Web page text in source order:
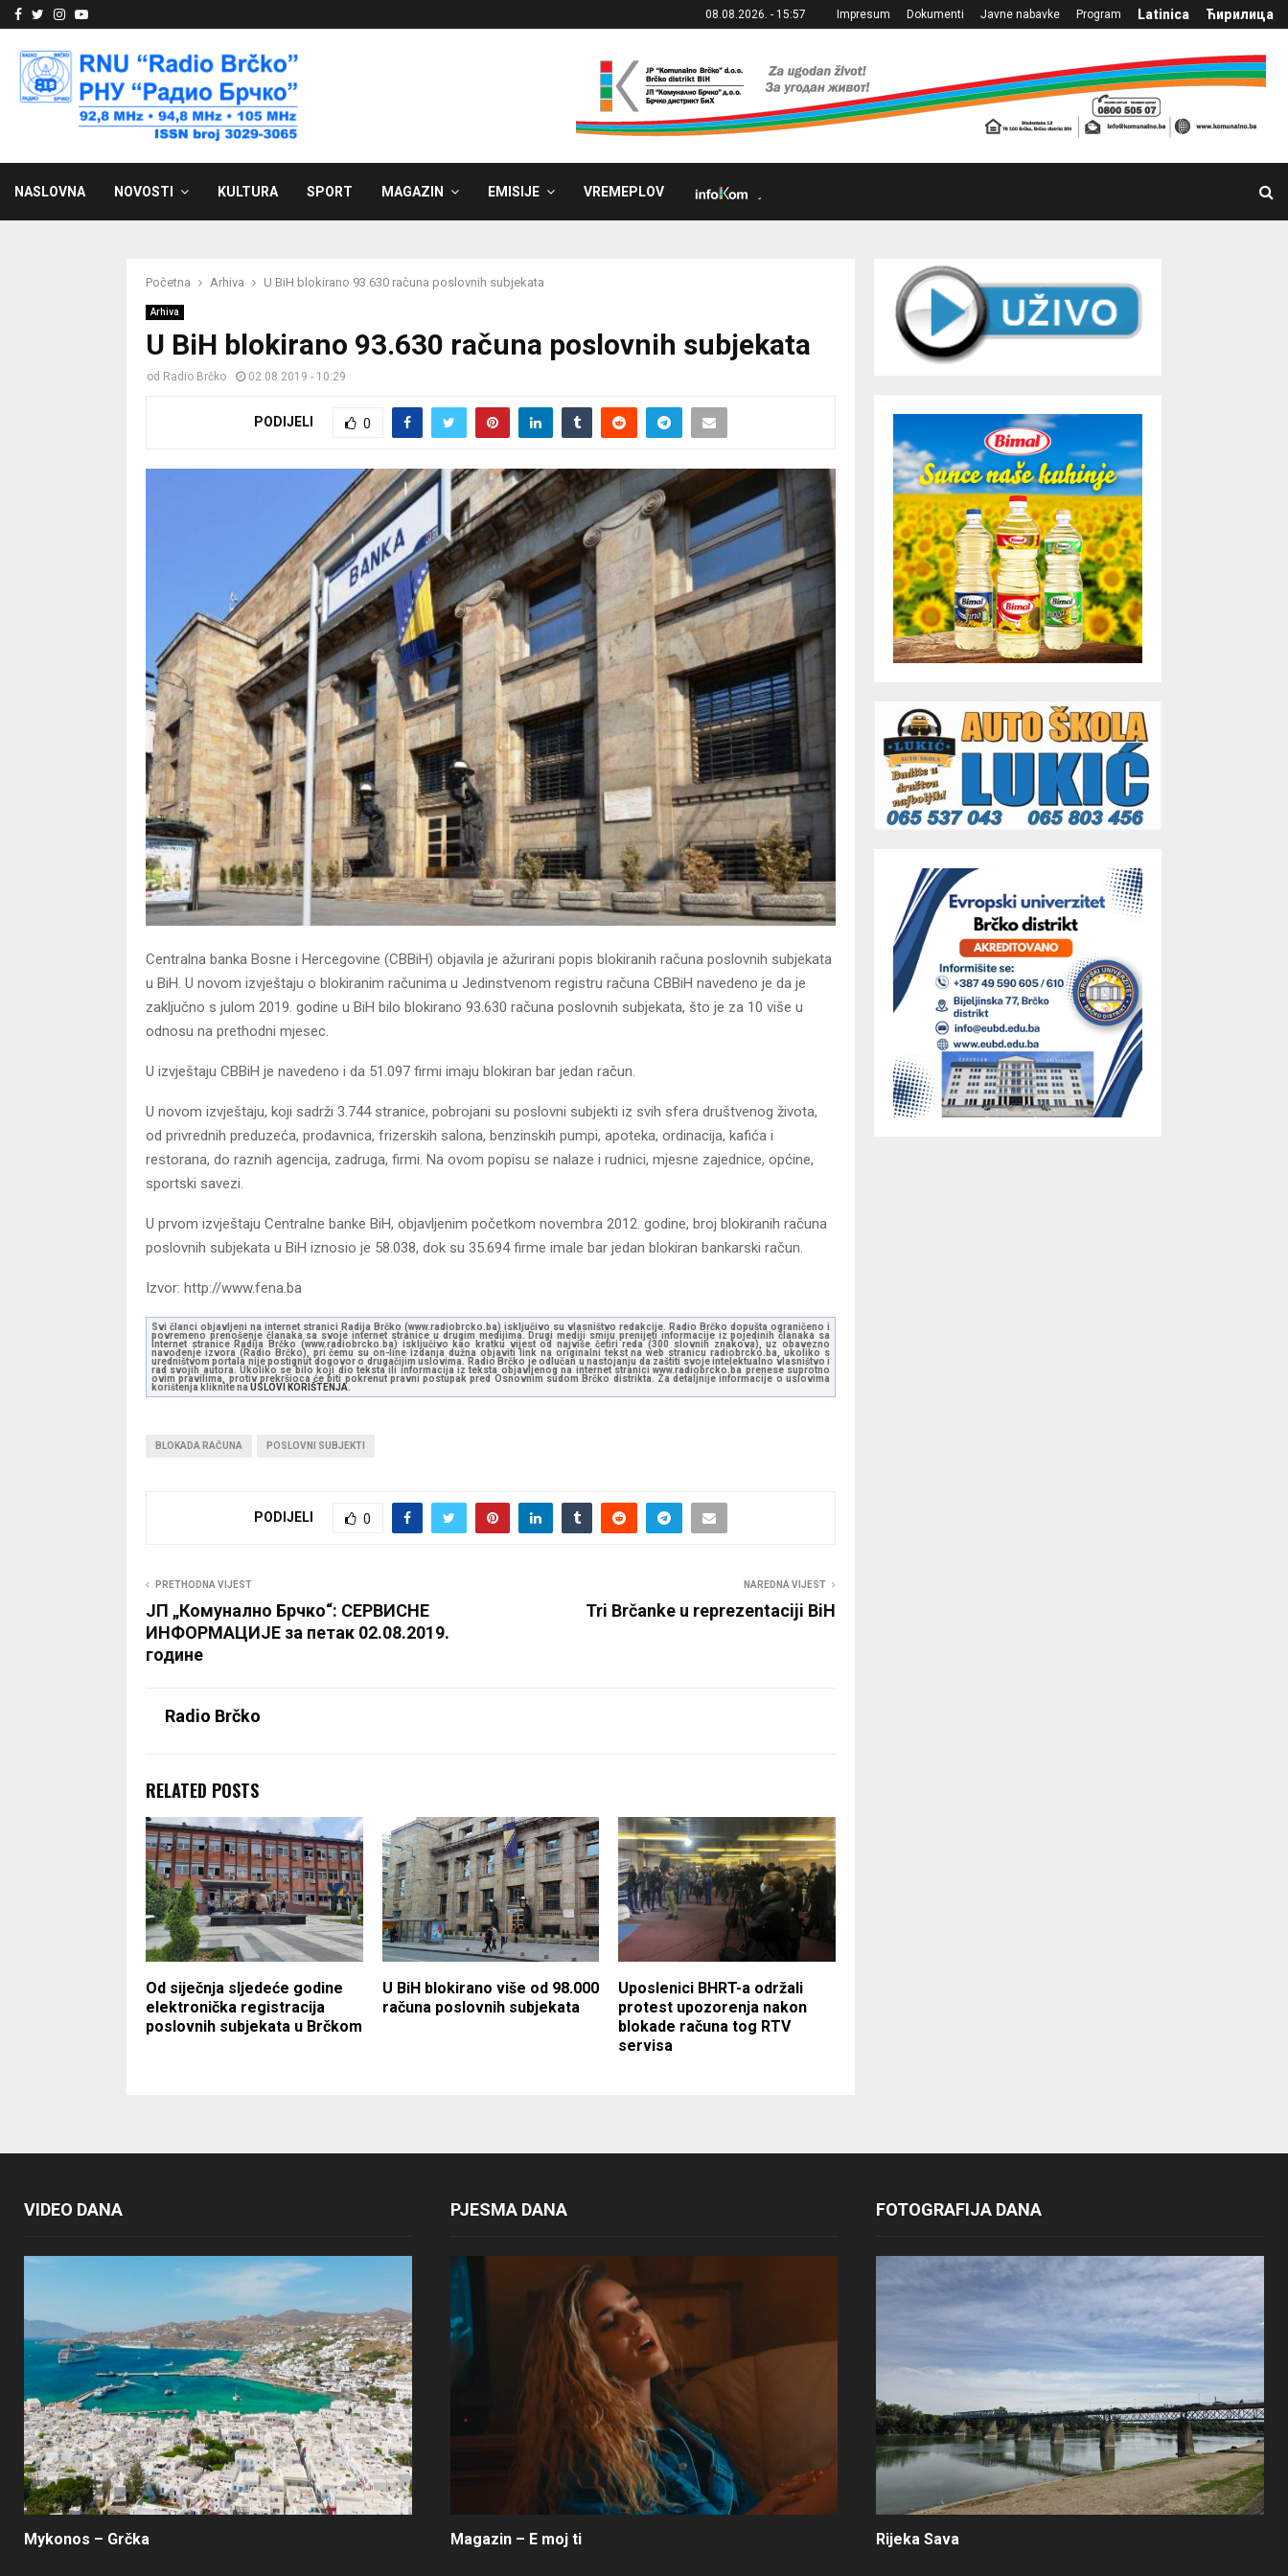
Facebook
Twitter
Instagram
Youtube 08.08.2026. - 15:57 Impresum Dokumenti Javne nabavke Program Latinica Ћирилица
NASLOVNA NOVOSTI KULTURA SPORT MAGAZIN EMISIJE VREMEPLOV
Početna Arhiva U BiH blokirano 93.630 računa poslovnih subjekata
Arhiva
U BiH blokirano 93.630 računa poslovnih subjekata
od Radio Brčko 02.08.2019 - 10:29
PODIJELI 0
Centralna banka Bosne i Hercegovine (CBBiH) objavila je ažurirani popis blokiranih računa poslovnih subjekata
u BiH. U novom izvještaju o blokiranim računima u Jedinstvenom registru računa CBBiH navedeno je da je
zaključno s julom 2019. godine u BiH bilo blokirano 93.630 računa poslovnih subjekata, što je za 10 više u
odnosu na prethodni mjesec.
U izvještaju CBBiH je navedeno i da 51.097 firmi imaju blokiran bar jedan račun.
U novom izvještaju, koji sadrži 3.744 stranice, pobrojani su poslovni subjekti iz svih sfera društvenog života,
od privrednih preduzeća, prodavnica, frizerskih salona, benzinskih pumpi, apoteka, ordinacija, kafića i
restorana, do raznih agencija, zadruga, firmi. Na ovom popisu se nalaze i rudnici, mjesne zajednice, općine,
sportski savezi.
U prvom izvještaju Centralne banke BiH, objavljenim početkom novembra 2012. godine, broj blokiranih računa
poslovnih subjekata u BiH iznosio je 58.038, dok su 35.694 firme imale bar jedan blokiran bankarski račun.
Izvor: http://www.fena.ba
Svi članci objavljeni na internet stranici Radija Brčko (www.radiobrcko.ba) isključivo su vlasništvo redakcije. Radio Brčko dopušta ograničeno i
povremeno prenošenje članaka sa svoje internet stranice u drugim medijima. Drugi mediji smiju prenijeti informacije iz pojedinih članaka sa
Internet stranice Radija Brčko (www.radiobrcko.ba) isključivo kao kratku vijest od najviše četiri reda (300 slovnih znakova), uz obavezno
navođenje izvora (Radio Brčko), pri čemu su on-line izdanja dužna objaviti link na originalni tekst na web stranicu radiobrcko.ba, ukoliko s
uredništvom portala nije postignut dogovor o drugačijim uslovima. Radio Brčko je odlučan u nastojanju da zaštiti svoje intelektualno vlasništvo i
rad svojih autora. Ukoliko se bilo koji dio teksta ili informacija iz teksta objavljenog na internet stranici www.radiobrcko.ba prenese suprotno
ovim pravilima, protiv prekršioca će biti pokrenut pravni postupak pred Osnovnim sudom Brčko distrikta. Za detaljnije informacije o uslovima
korištenja kliknite na USLOVI KORIŠTENJA.
BLOKADA RAČUNA POSLOVNI SUBJEKTI
PODIJELI 0
PRETHODNA VIJEST
ЈП „Комунално Брчко“: СЕРВИСНЕ
ИНФОРМАЦИЈЕ за петак 02.08.2019.
године
NAREDNA VIJEST
Tri Brčanke u reprezentaciji BiH
Radio Brčko
RELATED POSTS
Od siječnja sljedeće godine
elektronička registracija
poslovnih subjekata u Brčkom
U BiH blokirano više od 98.000
računa poslovnih subjekata
Uposlenici BHRT-a održali
protest upozorenja nakon
blokade računa tog RTV
servisa
VIDEO DANA
Mykonos – Grčka
PJESMA DANA
Magazin – E moj ti
FOTOGRAFIJA DANA
Rijeka Sava